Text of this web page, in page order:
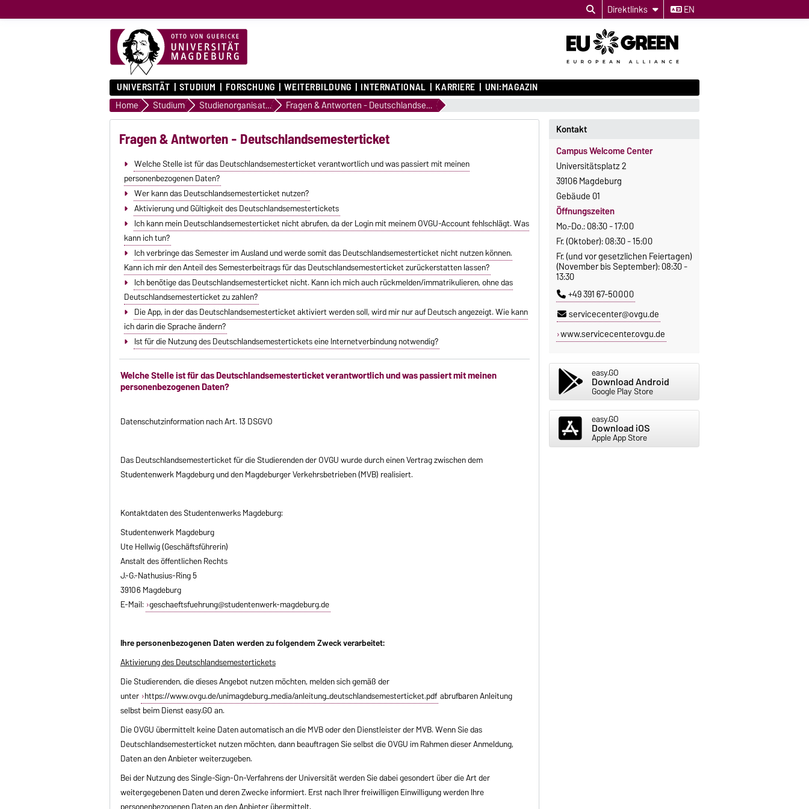
Direktlinks EN
UNIVERSITÄT STUDIUM FORSCHUNG WEITERBILDUNG INTERNATIONAL KARRIERE UNI:MAGAZIN
Home Studium Studienorganisation Fragen & Antworten - Deutschlandsemesterticket
Fragen & Antworten - Deutschlandsemesterticket
Welche Stelle ist für das Deutschlandsemesterticket verantwortlich und was passiert mit meinen
personenbezogenen Daten?
Wer kann das Deutschlandsemesterticket nutzen?
Aktivierung und Gültigkeit des Deutschlandsemestertickets
Ich kann mein Deutschlandsemesterticket nicht abrufen, da der Login mit meinem OVGU-Account fehlschlägt. Was
kann ich tun?
Ich verbringe das Semester im Ausland und werde somit das Deutschlandsemesterticket nicht nutzen können.
Kann ich mir den Anteil des Semesterbeitrags für das Deutschlandsemesterticket zurückerstatten lassen?
Ich benötige das Deutschlandsemesterticket nicht. Kann ich mich auch rückmelden/immatrikulieren, ohne das
Deutschlandsemesterticket zu zahlen?
Die App, in der das Deutschlandsemesterticket aktiviert werden soll, wird mir nur auf Deutsch angezeigt. Wie kann
ich darin die Sprache ändern?
Ist für die Nutzung des Deutschlandsemestertickets eine Internetverbindung notwendig?
Welche Stelle ist für das Deutschlandsemesterticket verantwortlich und was passiert mit meinen
personenbezogenen Daten?
Datenschutzinformation nach Art. 13 DSGVO
Das Deutschlandsemesterticket für die Studierenden der OVGU wurde durch einen Vertrag zwischen dem
Studentenwerk Magdeburg und den Magdeburger Verkehrsbetrieben (MVB) realisiert.
Kontaktdaten des Studentenwerks Magdeburg:
Studentenwerk Magdeburg
Ute Hellwig (Geschäftsführerin)
Anstalt des öffentlichen Rechts
J.-G.-Nathusius-Ring 5
39106 Magdeburg
E-Mail: geschaeftsfuehrung@studentenwerk-magdeburg.de
Ihre personenbezogenen Daten werden zu folgendem Zweck verarbeitet:
Aktivierung des Deutschlandsemestertickets
Die Studierenden, die dieses Angebot nutzen möchten, melden sich gemäß der
unter https://www.ovgu.de/unimagdeburg_media/anleitung_deutschlandsemesterticket.pdfabrufbaren Anleitung
selbst beim Dienst easy.GO an.
Die OVGU übermittelt keine Daten automatisch an die MVB oder den Dienstleister der MVB. Wenn Sie das
Deutschlandsemesterticket nutzen möchten, dann beauftragen Sie selbst die OVGU im Rahmen dieser Anmeldung,
Daten an den Anbieter weiterzugeben.
Bei der Nutzung des Single-Sign-On-Verfahrens der Universität werden Sie dabei gesondert über die Art der
weitergegebenen Daten und deren Zwecke informiert. Erst nach Ihrer freiwilligen Einwilligung werden Ihre
Kontakt
Campus Welcome Center
Universitätsplatz 2
39106 Magdeburg
Gebäude 01
Öffnungszeiten
Mo.-Do.: 08:30 - 17:00
Fr. (Oktober): 08:30 - 15:00
Fr. (und vor gesetzlichen Feiertagen)
(November bis September): 08:30 -
13:30
+49 391 67-50000
servicecenter@ovgu.de
www.servicecenter.ovgu.de
easy.GO
Download Android
Google Play Store
easy.GO
Download iOS
Apple App Store